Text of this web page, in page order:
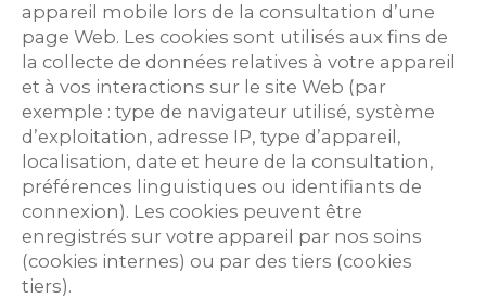
appareil mobile lors de la consultation d’une
page Web. Les cookies sont utilisés aux fins de
la collecte de données relatives à votre appareil
et à vos interactions sur le site Web (par
exemple : type de navigateur utilisé, système
d’exploitation, adresse IP, type d’appareil,
localisation, date et heure de la consultation,
préférences linguistiques ou identifiants de
connexion). Les cookies peuvent être
enregistrés sur votre appareil par nos soins
(cookies internes) ou par des tiers (cookies
tiers).